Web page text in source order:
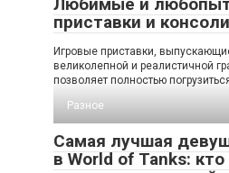
приставки и
Игровые приставки,
великолепной и реалистичной
позволяет полностью
Разное
Самая лучшая
в World of Tanks: